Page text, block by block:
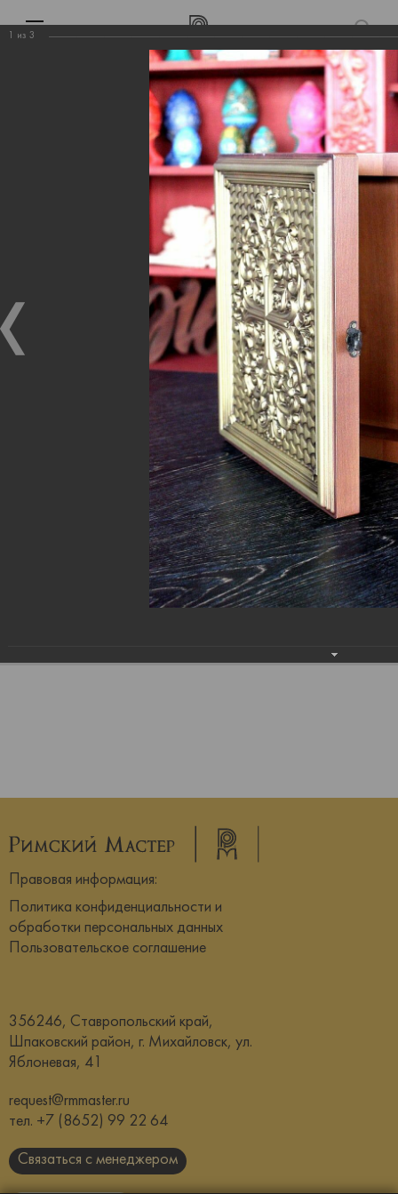
Выполненные работы
Шкатулка под икону
Выполненные работы
Шкатулка под икону
Правовая информация:
Политика конфиденциальности и
обработки персональных данных
Пользовательское соглашение
356246, Ставропольский край,
Шпаковский район, г. Михайловск, ул.
Яблоневая, 41
request@rmmaster.ru
тел. +7 (8652) 99 22 64
Связаться с менеджером
из 3